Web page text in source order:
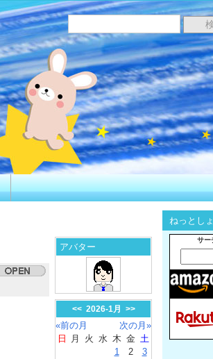
アバター
<< 2026-1月 >>
«前の月
次の月»
日
月 火 水 木 金 土
1
2
3
ねっとし
サー